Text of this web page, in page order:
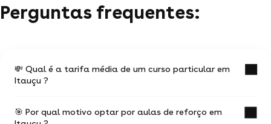
Perguntas frequentes:
💸 Qual é a tarifa média de um curso particular em
Itauçu ?
O valor médio de uma aula particular em Itauçu
🎯 Por qual motivo optar por aulas de reforço em